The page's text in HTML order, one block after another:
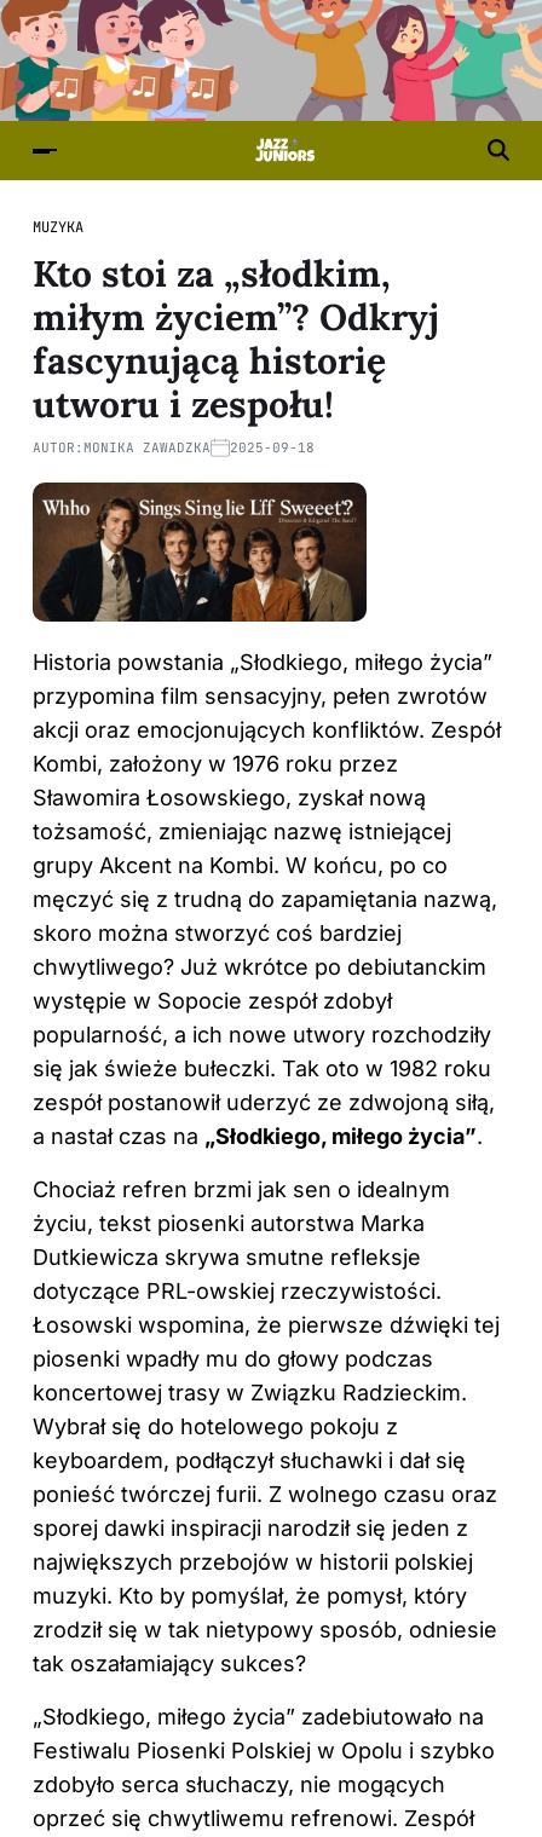
MUZYKA
Kto stoi za „słodkim,
miłym życiem”? Odkryj
fascynującą historię
utworu i zespołu!
AUTOR: MONIKA ZAWADZKA 2025-09-18
Historia powstania „Słodkiego, miłego życia”
przypomina film sensacyjny, pełen zwrotów
akcji oraz emocjonujących konfliktów. Zespół
Kombi, założony w 1976 roku przez
Sławomira Łosowskiego, zyskał nową
tożsamość, zmieniając nazwę istniejącej
grupy Akcent na Kombi. W końcu, po co
męczyć się z trudną do zapamiętania nazwą,
skoro można stworzyć coś bardziej
chwytliwego? Już wkrótce po debiutanckim
występie w Sopocie zespół zdobył
popularność, a ich nowe utwory rozchodziły
się jak świeże bułeczki. Tak oto w 1982 roku
zespół postanowił uderzyć ze zdwojoną siłą,
a nastał czas na „Słodkiego, miłego życia”.
Chociaż refren brzmi jak sen o idealnym
życiu, tekst piosenki autorstwa Marka
Dutkiewicza skrywa smutne refleksje
dotyczące PRL-owskiej rzeczywistości.
Łosowski wspomina, że pierwsze dźwięki tej
piosenki wpadły mu do głowy podczas
koncertowej trasy w Związku Radzieckim.
Wybrał się do hotelowego pokoju z
keyboardem, podłączył słuchawki i dał się
ponieść twórczej furii. Z wolnego czasu oraz
sporej dawki inspiracji narodził się jeden z
największych przebojów w historii polskiej
muzyki. Kto by pomyślał, że pomysł, który
zrodził się w tak nietypowy sposób, odniesie
tak oszałamiający sukces?
„Słodkiego, miłego życia” zadebiutowało na
Festiwalu Piosenki Polskiej w Opolu i szybko
zdobyło serca słuchaczy, nie mogących
oprzeć się chwytliwemu refrenowi. Zespół